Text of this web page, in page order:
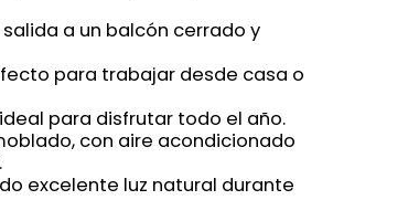
a un balcón cerrado y
para trabajar desde casa o
para disfrutar todo el año.
con aire acondicionado
excelente luz natural durante